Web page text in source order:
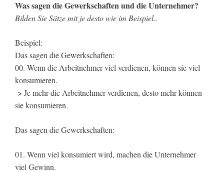
Was sagen die Gewerkschaften und die Unternehmer?
Bilden Sie Sätze mit je desto wie im Beispiel..
Beispiel:
Das sagen die Gewerkschaften:
00. Wenn die Arbeitnehmer viel verdienen, können sie viel
konsumieren.
-> Je mehr die Arbeitnehmer verdienen, desto mehr können
sie konsumieren.
Das sagen die Gewerkschaften:
01. Wenn viel konsumiert wird, machen die Unternehmer
viel Gewinn.